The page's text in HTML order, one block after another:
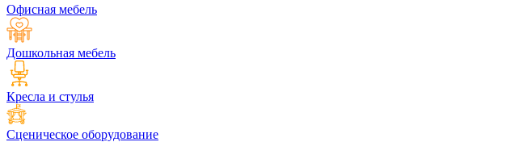
Офисная мебель
Дошкольная мебель
Кресла и стулья
Сценическое оборудование